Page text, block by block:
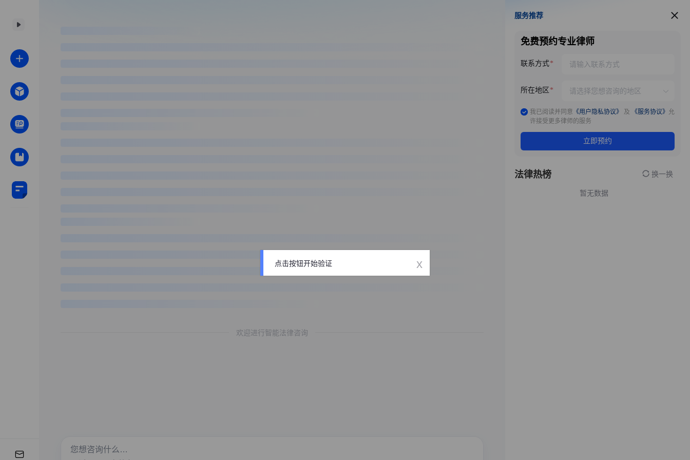
欢迎进行智能法律咨询
服务推荐
服务推荐
免费预约专业律师
联系方式
所在地区
我已阅读并同意 《用户隐私协议》 及 《服务协议》 允
许接受更多律师的服务
立即预约
法律热榜 换一换
暂无数据
点击按钮开始验证 x